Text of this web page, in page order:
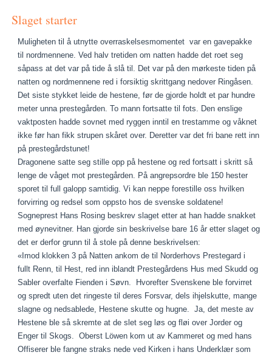
Slaget starter
Muligheten til å utnytte overraskelsesmomentet var en gavepakke
til nordmennene. Ved halv tretiden om natten hadde det roet seg
såpass at det var på tide å slå til. Det var på den mørkeste tiden på
natten og nordmennene red i forsiktig skrittgang nedover Ringåsen.
Det siste stykket leide de hestene, før de gjorde holdt et par hundre
meter unna prestegården. To mann fortsatte til fots. Den enslige
vaktposten hadde sovnet med ryggen inntil en trestamme og våknet
ikke før han fikk strupen skåret over. Deretter var det fri bane rett inn
på prestegårdstunet!
Dragonene satte seg stille opp på hestene og red fortsatt i skritt så
lenge de våget mot prestegården. På angrepsordre ble 150 hester
sporet til full galopp samtidig. Vi kan neppe forestille oss hvilken
forvirring og redsel som oppsto hos de svenske soldatene!
Sogneprest Hans Rosing beskrev slaget etter at han hadde snakket
med øynevitner. Han gjorde sin beskrivelse bare 16 år etter slaget og
det er derfor grunn til å stole på denne beskrivelsen:
«Imod klokken 3 på Natten ankom de til Norderhovs Prestegard i
fullt Renn, til Hest, red inn iblandt Prestegårdens Hus med Skudd og
Sabler overfalte Fienden i Søvn. Hvorefter Svenskene ble forvirret
og spredt uten det ringeste til deres Forsvar, dels ihjelskutte, mange
slagne og nedsablede, Hestene skutte og hugne. Ja, det meste av
Hestene ble så skremte at de slet seg løs og fløi over Jorder og
Enger til Skogs. Oberst Löwen kom ut av Kammeret og med hans
Offiserer ble fangne straks nede ved Kirken i hans Underklær som